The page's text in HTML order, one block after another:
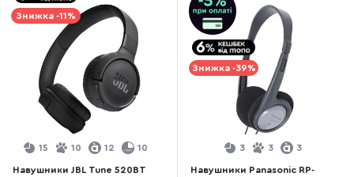
Знижка -11%
15 10 12 10
Навушники JBL Tune 520BT
Знижка -39%
3 3 3
Навушники Panasonic RP-